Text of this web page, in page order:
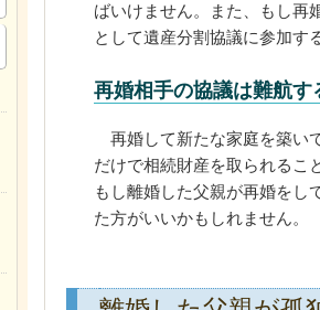
ばいけません。また、もし再
として遺産分割協議に参加す
再婚相手の協議は難航す
再婚して新たな家庭を築い
だけで相続財産を取られるこ
もし離婚した父親が再婚をし
た方がいいかもしれません。